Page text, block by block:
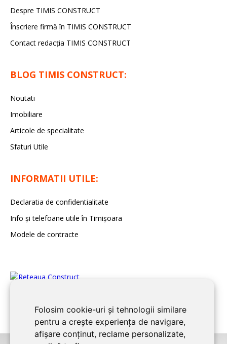
Folosim cookie-uri și tehnologii similare
pentru a crește experiența de navigare,
afișare conținut, reclame personalizate,
Despre TIMIS CONSTRUCT
Înscriere firmă în TIMIS CONSTRUCT
Contact redacția TIMIS CONSTRUCT
BLOG TIMIS CONSTRUCT:
Noutati
Imobiliare
Articole de specialitate
Sfaturi Utile
INFORMATII UTILE:
Declaratia de confidentialitate
Info și telefoane utile în Timișoara
Modele de contracte